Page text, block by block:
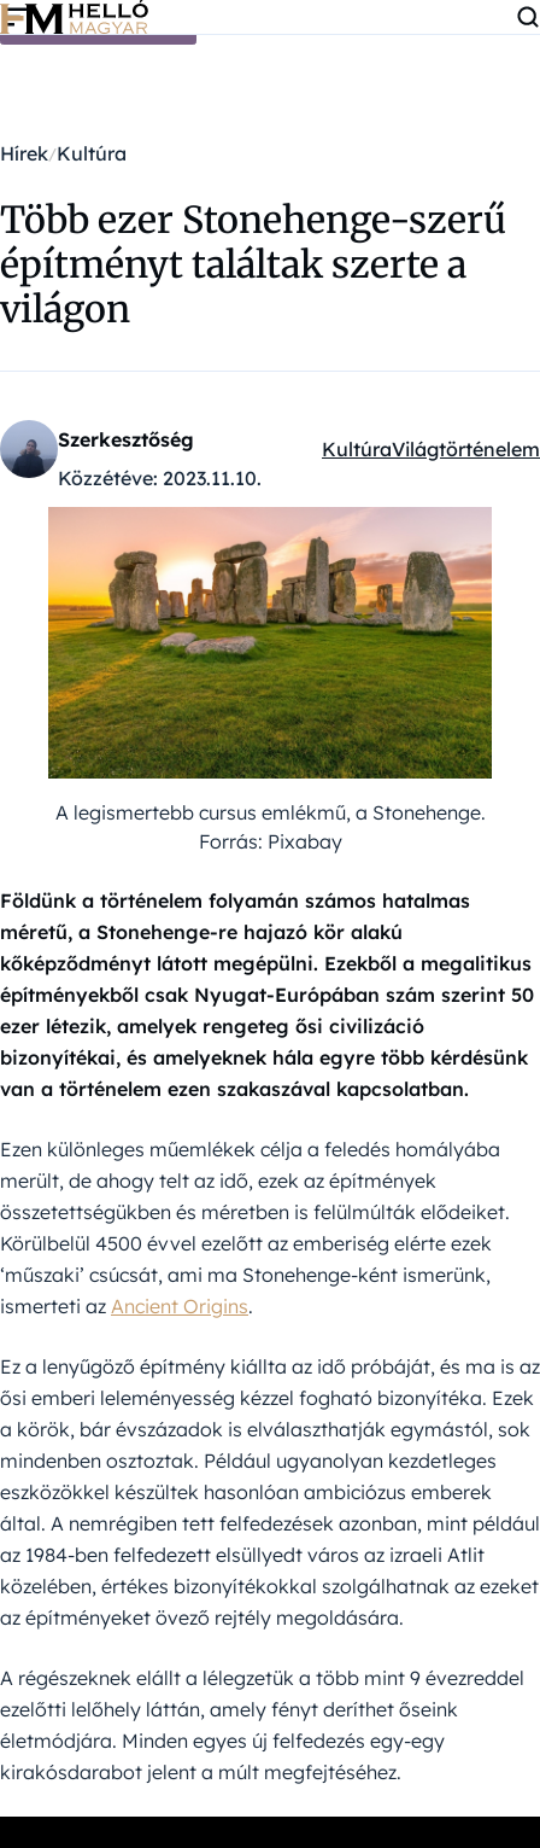
Ugrás a tartalomra
Hírek Kultúra
Több ezer Stonehenge-szerű
építményt találtak szerte a
világon
Szerkesztőség
Közzétéve: 2023.11.10.
Kategóriák:
KultúraVilágtörténelem
A legismertebb cursus emlékmű, a Stonehenge.
Forrás: Pixabay
Földünk a történelem folyamán számos hatalmas
méretű, a Stonehenge-re hajazó kör alakú
kőképződményt látott megépülni. Ezekből a megalitikus
építményekből csak Nyugat-Európában szám szerint 50
ezer létezik, amelyek rengeteg ősi civilizáció
bizonyítékai, és amelyeknek hála egyre több kérdésünk
van a történelem ezen szakaszával kapcsolatban.
Ezen különleges műemlékek célja a feledés homályába
merült, de ahogy telt az idő, ezek az építmények
összetettségükben és méretben is felülmúlták elődeiket.
Körülbelül 4500 évvel ezelőtt az emberiség elérte ezek
‘műszaki’ csúcsát, ami ma Stonehenge-ként ismerünk,
ismerteti az Ancient Origins.
Ez a lenyűgöző építmény kiállta az idő próbáját, és ma is az
ősi emberi leleményesség kézzel fogható bizonyítéka. Ezek
a körök, bár évszázadok is elválaszthatják egymástól, sok
mindenben osztoztak. Például ugyanolyan kezdetleges
eszközökkel készültek hasonlóan ambiciózus emberek
által. A nemrégiben tett felfedezések azonban, mint például
az 1984-ben felfedezett elsüllyedt város az izraeli Atlit
közelében, értékes bizonyítékokkal szolgálhatnak az ezeket
az építményeket övező rejtély megoldására.
A régészeknek elállt a lélegzetük a több mint 9 évezreddel
ezelőtti lelőhely láttán, amely fényt deríthet őseink
életmódjára. Minden egyes új felfedezés egy-egy
kirakósdarabot jelent a múlt megfejtéséhez.